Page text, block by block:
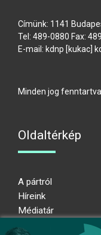
Címünk: 1141
Tel: 489-0880 Fax:
E-mail: kdnp [kukac]
Minden jog
Oldaltérkép
A pártról
Híreink
Médiatár